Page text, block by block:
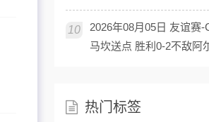
10
2026年08月05日 友谊赛-
马坎送点 胜利0-2不敌阿
热门标签